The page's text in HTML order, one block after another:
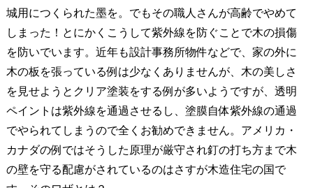
城用につくられた墨を。でもその職人さんが高齢でやめて
しまった！とにかくこうして紫外線を防ぐことで木の損傷
を防いでいます。近年も設計事務所物件などで、家の外に
木の板を張っている例は少なくありませんが、木の美しさ
を見せようとクリア塗装をする例が多いようですが、透明
ペイントは紫外線を通過させるし、塗膜自体紫外線の通過
でやられてしまうので全くお勧めできません。アメリカ・
カナダの例ではそうした原理が厳守され釘の打ち方まで木
の壁を守る配慮がされているのはさすが木造住宅の国で